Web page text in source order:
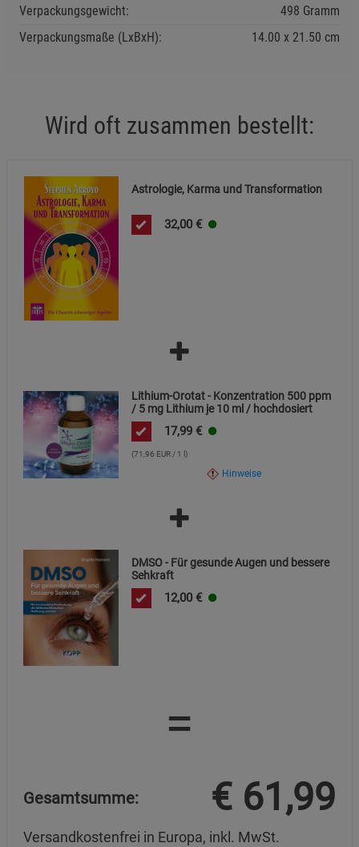
Verpackungsgewicht:
498 Gramm
Verpackungsmaße (LxBxH):
14.00 21.50 cm
Wird oft zusammen bestellt:
Astrologie, Karma und Transformation
32,00 €
Lithium-Orotat - Konzentration 500 ppm
/ 5 mg Lithium je 10 ml / hochdosiert
17,99 €
(71,96 EUR / 1 l)
Hinweise
DMSO - Für gesunde Augen und bessere
Sehkraft
12,00 €
=
Gesamtsumme: € 61,99
Versandkostenfrei in Europa, inkl. MwSt.
Beschreibung Funktionale Cookies
Cookie-Informationen
Marketing Cookies (3) Marketing Cookies
Beschreibung Marketing Cookies
Cookie-Informationen